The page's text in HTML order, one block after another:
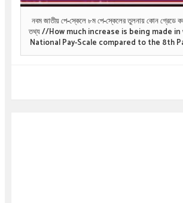
নবম জাতীয় পে-স্কেলে ৮ম পে-স্কেলের তুলনায় কোন গ্রেডে কত
তথ্য //How much increase is being made
National Pay-Scale compared to the 8th Pay-Scale details
information .